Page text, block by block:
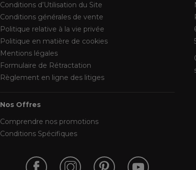
Conditions d’Utilisation du Site
Conditions générales de vente
Politique relative à la vie privée
Politique en matière de cookies
Mentions légales
Formulaire de Rétractation
Règlement en ligne des litiges
Nos Offres
Comprendre nos promotions
Conditions Spécifiques